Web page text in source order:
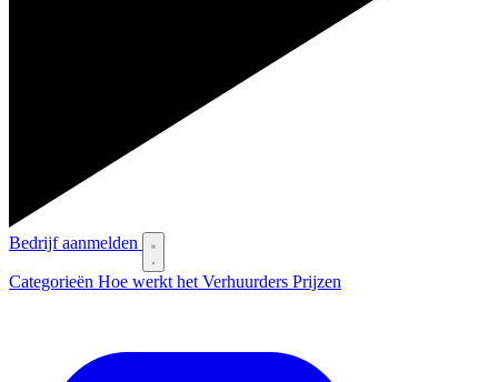
Bedrijf aanmelden
Categorieën Hoe werkt het Verhuurders Prijzen